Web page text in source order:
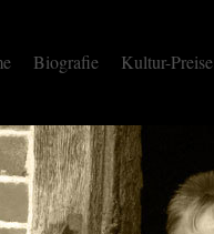
Biografie Kultur-Preise